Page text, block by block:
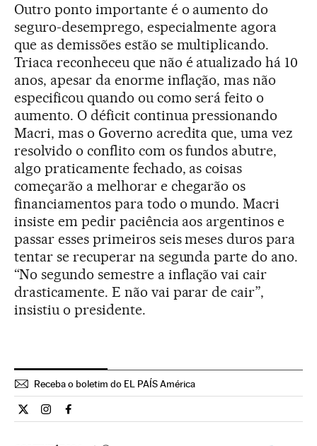
Outro ponto importante é o aumento do
seguro-desemprego, especialmente agora
que as demissões estão se multiplicando.
Triaca reconheceu que não é atualizado há 10
anos, apesar da enorme inflação, mas não
especificou quando ou como será feito o
aumento. O déficit continua pressionando
Macri, mas o Governo acredita que, uma vez
resolvido o conflito com os fundos abutre,
algo praticamente fechado, as coisas
começarão a melhorar e chegarão os
financiamentos para todo o mundo. Macri
insiste em pedir paciência aos argentinos e
passar esses primeiros seis meses duros para
tentar se recuperar na segunda parte do ano.
“No segundo semestre a inflação vai cair
drasticamente. E não vai parar de cair”,
insistiu o presidente.
Receba o boletim do EL PAÍS América
Internacional El País Brasil en Twitter
Internacional El País Brasil en Instagram
Internacional El País Brasil en Facebook